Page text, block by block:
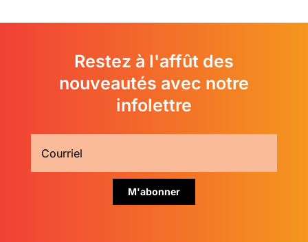
Restez à l'affût des
nouveautés avec notre
infolettre